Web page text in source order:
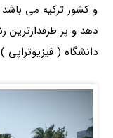
و کشور ترکیه می
دهد و پر
دانشگاه (